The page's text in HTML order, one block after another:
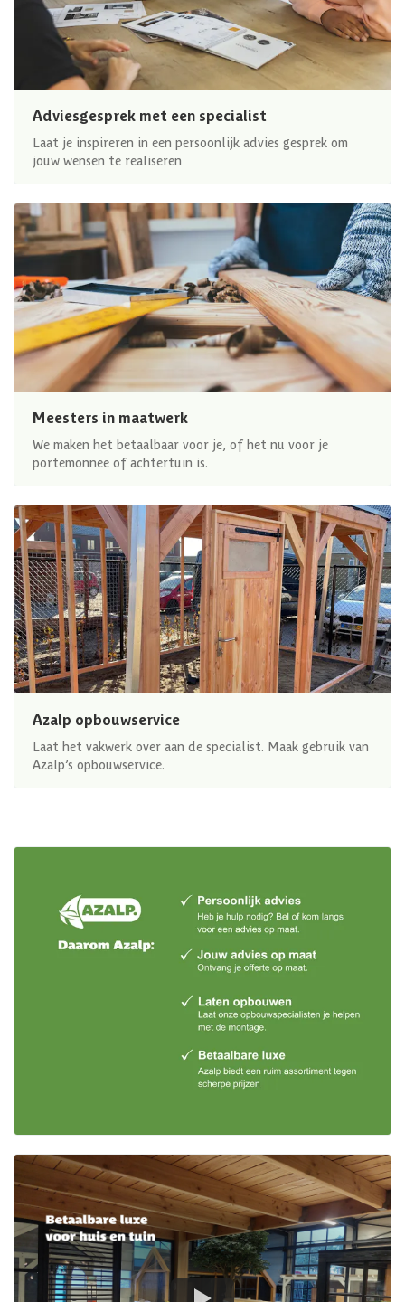
Adviesgesprek met een specialist
Laat je inspireren in een persoonlijk advies gesprek om
jouw wensen te realiseren
Meesters in maatwerk
We maken het betaalbaar voor je, of het nu voor je
portemonnee of achtertuin is.
Azalp opbouwservice
Laat het vakwerk over aan de specialist. Maak gebruik van
Azalp’s opbouwservice.